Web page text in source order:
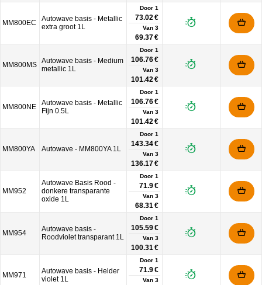
MM800EC
Autowave basis - Metallic
extra groot 1L
Door 1
73.02 €
Van 3
69.37 €
MM800MS Autowave basis - Medium
metallic 1L
Door 1
106.76 €
Van 3
101.42 €
MM800NE
Autowave basis - Metallic
Fijn 0.5L
Door 1
106.76 €
Van 3
101.42 €
MM800YA Autowave - MM800YA 1L
Door 1
143.34 €
Van 3
136.17 €
MM952
Autowave Basis Rood -
donkere transparante
oxide 1L
Door 1
71.9 €
Van 3
68.31 €
MM954
Autowave basis -
Roodviolet transparant 1L
Door 1
105.59 €
Van 3
100.31 €
MM971
Autowave basis - Helder
violet 1L
Door 1
71.9 €
Van 3